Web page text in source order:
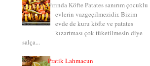
Fırında Köfte Patates sanırım çocuklu
evlerin vazgeçilmezidir. Bizim
evde de kuru köfte ve patates
kızartması çok tüketilmesin diye
salça...
Pratik Lahmacun